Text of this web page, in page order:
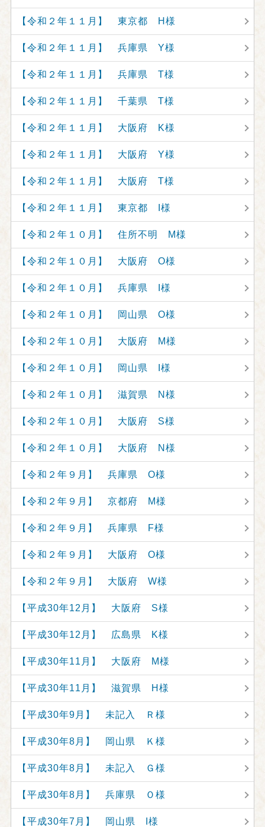
【令和２年１１月】 東京都 H様
【令和２年１１月】 兵庫県 Y様
【令和２年１１月】 兵庫県 T様
【令和２年１１月】 千葉県 T様
【令和２年１１月】 大阪府 K様
【令和２年１１月】 大阪府 Y様
【令和２年１１月】 大阪府 T様
【令和２年１１月】 東京都 I様
【令和２年１０月】 住所不明 M様
【令和２年１０月】 大阪府 O様
【令和２年１０月】 兵庫県 I様
【令和２年１０月】 岡山県 O様
【令和２年１０月】 大阪府 M様
【令和２年１０月】 岡山県 I様
【令和２年１０月】 滋賀県 N様
【令和２年１０月】 大阪府 S様
【令和２年１０月】 大阪府 N様
【令和２年９月】 兵庫県 O様
【令和２年９月】 京都府 M様
【令和２年９月】 兵庫県 F様
【令和２年９月】 大阪府 O様
【令和２年９月】 大阪府 W様
【平成30年12月】 大阪府 S様
【平成30年12月】 広島県 K様
【平成30年11月】 大阪府 M様
【平成30年11月】 滋賀県 H様
【平成30年9月】 未記入 Ｒ様
【平成30年8月】 岡山県 Ｋ様
【平成30年8月】 未記入 Ｇ様
【平成30年8月】 兵庫県 Ｏ様
【平成30年7月】 岡山県 I様